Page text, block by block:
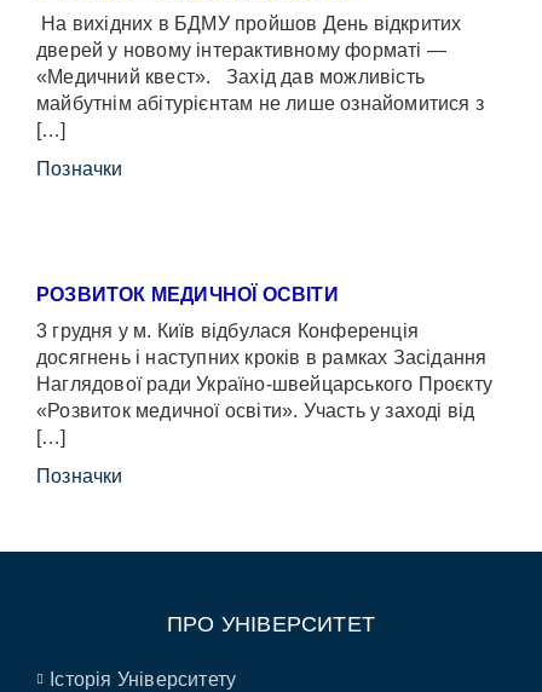
На вихідних в БДМУ пройшов День відкритих
дверей у новому інтерактивному форматі —
«Медичний квест». Захід дав можливість
майбутнім абітурієнтам не лише ознайомитися з
[…]
Позначки
РОЗВИТОК МЕДИЧНОЇ ОСВІТИ
3 грудня у м. Київ відбулася Конференція
досягнень і наступних кроків в рамках Засідання
Наглядової ради Україно-швейцарського Проєкту
«Розвиток медичної освіти». Участь у заході від
[…]
Позначки
ПРО УНІВЕРСИТЕТ
Історія Університету